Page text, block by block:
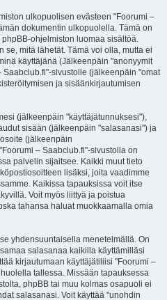
ulkopuolisen evästeen "Foorumi –
dokumentin ulkopuolella. Tämä on
ohjelmiston luomaa sisältöä.
se, mitä lähetät. Tämä voi olla, mutta ei
käyttäjänä (Jälkeenpäin "anonyymit
sivustolle (jälkeenpäin "omat
ja sisäänkirjautumisen
(jälkeenpäin "käyttäjätunnuksesi"),
sisään (jälkeenpäin "salasanasi") ja
(jälkeenpäin
– Saabclub.fi"-sivustolla on
palvelin sijaitsee. Kaikki muut tieto
lisäksi, joita vaadimme
Kaikissa tapauksissa voit itse
Voit myös liittyä ja poistua
tahansa haluat muokkaamalla omia
yhdensuuntaisella menetelmällä. On
salasanaa kaikilla käyttämilläsi
kirjautumaan käyttäjätiliisi "Foorumi –
tallessa. Missään tapauksessa
phpBB tai muu kolmas osapuoli ei
salasanasi. Voit käyttää "unohdin